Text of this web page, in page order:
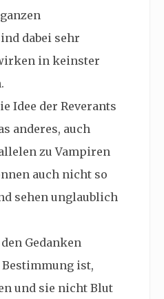
dabei sehr
in keinster
Idee der Reverants
anderes, auch
zu Vampiren
auch nicht so
sehen unglaublich
Gedanken
Bestimmung ist,
und sie nicht Blut